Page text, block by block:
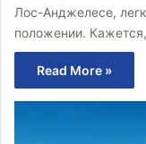
Лос-Анджелесе,
положении.
Read More »